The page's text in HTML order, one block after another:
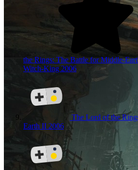
the Rings: The Battle for Middle-
Witch-King 2006
The Lord of the
Earth II 2006